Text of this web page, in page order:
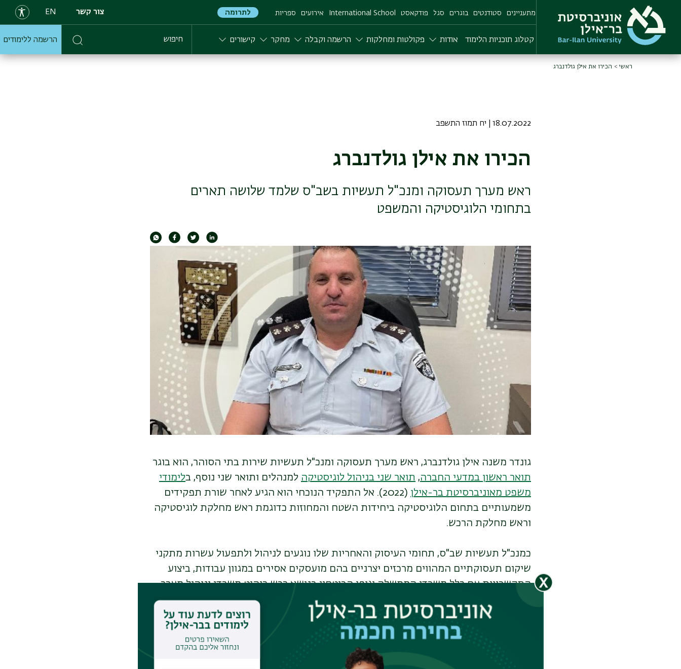
main
content
מתעניינים סטודנטים בוגרים סגל פודקאסט International School אירועים ספריות לתרומה צור קשר EN
קטלוג תוכניות הלימוד אודות פקולטות ומחלקות הרשמה וקבלה מחקר קישורים חיפוש הרשמה ללימודים
ראשי הכירו את אילן גולדנברג
18.07.2022 | יח תמוז התשפב
הכירו את אילן גולדנברג
ראש מערך תעסוקה ומנכ"ל תעשיות בשב"ס שלמד שלושה תארים
בתחומי הלוגיסטיקה והמשפט
תמונה
גונדר משנה אילן גולדנברג, ראש מערך תעסוקה ומנכ"ל תעשיות שירות בתי הסוהר, הוא בוגר
תואר ראשון במדעי החברה, תואר שני בניהול לוגיסטיקה למנהלים ותואר שני נוסף, בלימודי
משפט מאוניברסיטת בר-אילן
(2022). אל התפקיד הנוכחי הוא הגיע לאחר שורת תפקידים
משמעותיים בתחום הלוגיסטיקה ביחידות השטח והמחוזות כדוגמת ראש מחלקת לוגיסטיקה
וראש מחלקת הרכש.
כמנכ"ל תעשיות שב"ס, תחומי העיסוק והאחריות שלו נוגעים לניהול ולתפעול עשרות מתקני
שיקום תעסוקתיים המהווים מרכזים יצרניים בהם מועסקים אסירים במגוון עבודות, ביצוע
התקשרויות עם כלל משרדי הממשלה וגופי הביטחון בנושא רכש ריהוט משרדי וניהול מערך
של קורסי הכשרה מקצועית במגוון תחומים ומקצועות מבוקשים במשק.
"באופן כללי" מסביר גולדנברג, "האסירים נחלקים לשני סוגים. 5,000 מהם הם אסירים
ביטחוניים שאינם מועסקים בעבודות יצרניות ו-9,000 הם אסירים פליליים, מתוכם עובדים
כ-2,000 למטרת שיקומם. לתעסוקת האסירים יש יתרונות רבים: אסיר עסוק לא מעסיק את